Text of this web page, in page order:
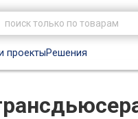
проектыРешения